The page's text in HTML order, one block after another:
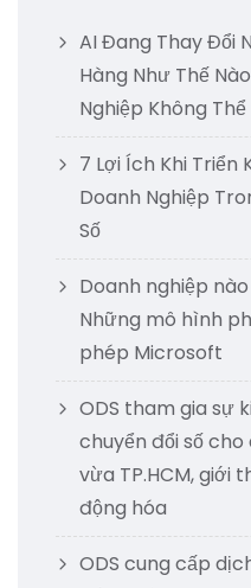
AI Đang Thay Đổi
Hàng Như Thế
Nghiệp Không Thể
7 Lợi Ích Khi Triển
Doanh Nghiệp
Số
Doanh nghiệp
Những mô hình
phép Microsoft
ODS tham gia sự
chuyển đổi số
vừa TP.HCM, giới
động hóa
ODS cung cấp